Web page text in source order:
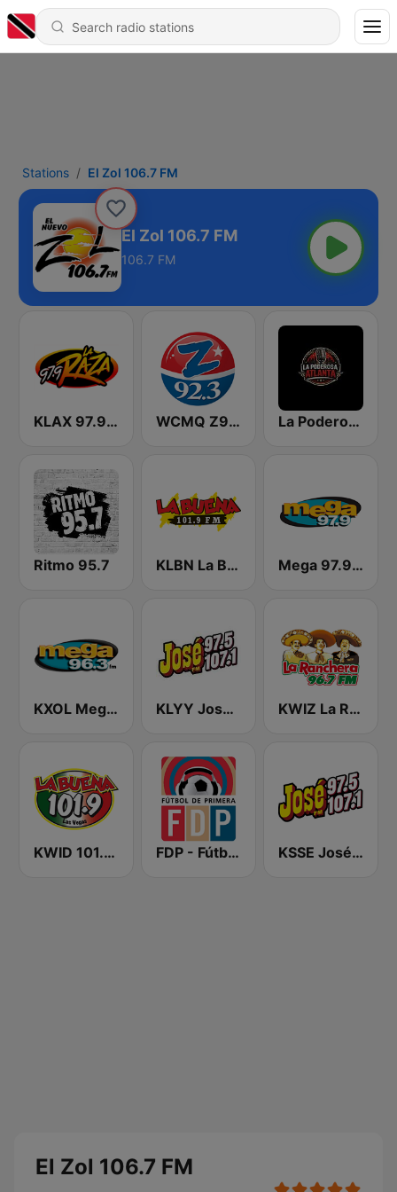
Stations El Zol 106.7 FM
El Zol 106.7 FM
106.7 FM
KLAX 97.9 La Raza FM WCMQ Z92 / Zeta 92.3 La Poderosa Atlanta
Ritmo 95.7 KLBN La Buena 101.9 FM Mega 97.9 FM
KXOL Mega 96.3 FM KLYY José 97.5 y 107.1 KWIZ La Ranchera 96.7 FM (US Only)
KWID 101.9 La Buena FDP - Fútbol de Primera KSSE José 97.5 y 107.1
El Zol 106.7 FM